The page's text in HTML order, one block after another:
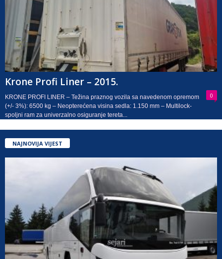
Krone Profi Liner – 2015.
0
KRONE PROFI LINER – Težina praznog vozila sa navedenom opremom
(+/- 3%): 6500 kg – Neopterećena visina sedla: 1.150 mm – Multilock-
spoljni ram za univerzalno osiguranje tereta...
NAJNOVIJA VIJEST